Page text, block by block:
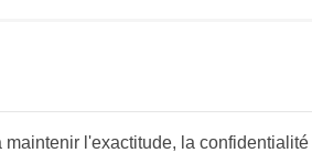
l'exactitude, la